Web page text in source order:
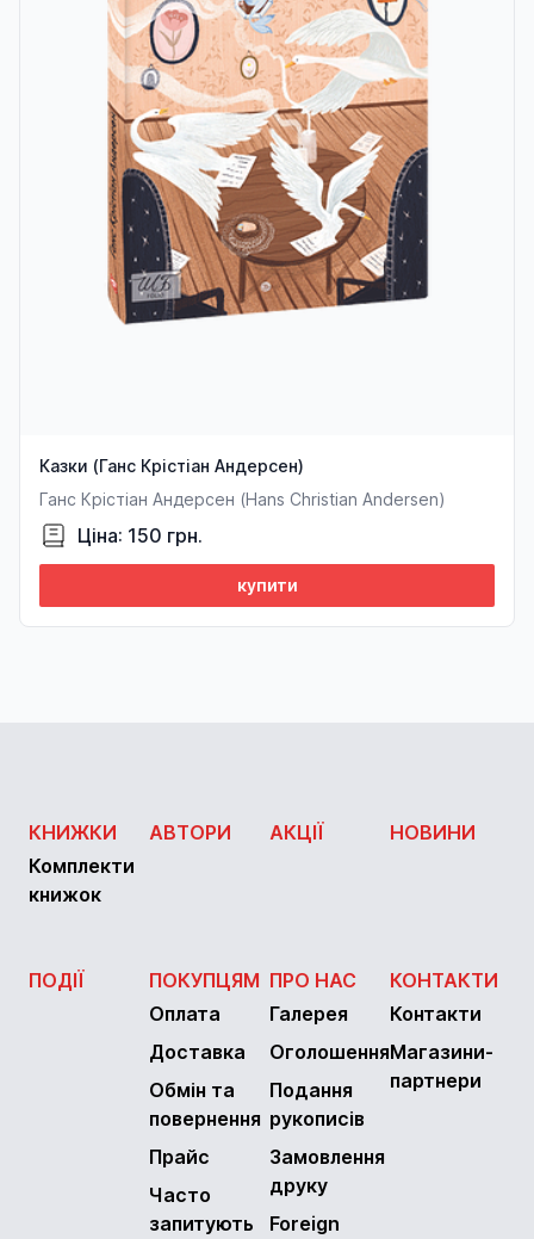
Казки (Ганс Крістіан Андерсен)
Ганс Крістіан Андерсен (Hans Christian Andersen)
Ціна: 150 грн.
купити
КНИЖКИ
Комплекти
книжок
АВТОРИ АКЦІЇ НОВИНИ
ПОДІЇ
ПОКУПЦЯМ
Оплата
Доставка
Обмін та
повернення
Прайс
Часто
запитують
ПРО НАС
Галерея
Оголошення
Подання
рукописів
Замовлення
друку
Foreign
КОНТАКТИ
Контакти
Магазини-
партнери